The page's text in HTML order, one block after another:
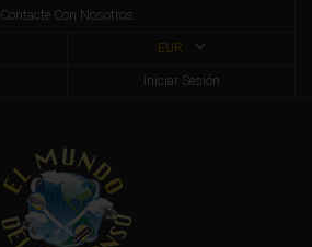
Contacte Con Nosotros
EUR
Iniciar Sesión